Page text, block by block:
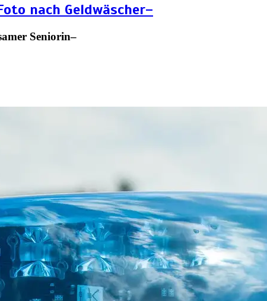
nach Geldwäscher–
Seniorin–